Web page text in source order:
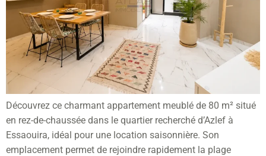
Découvrez ce charmant appartement meublé de 80 m² situé
en rez-de-chaussée dans le quartier recherché d’Azlef à
Essaouira, idéal pour une location saisonnière. Son
emplacement permet de rejoindre rapidement la plage